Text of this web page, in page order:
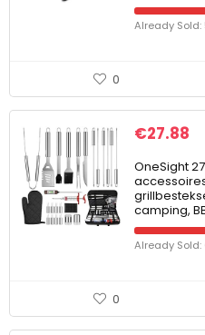
Already Sold:
0
€27.88
OneSight
camping,
Already Sold:
0